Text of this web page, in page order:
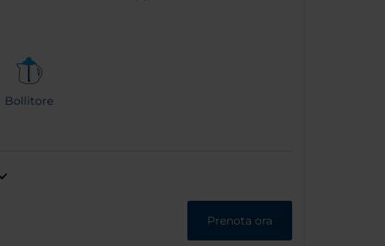
Bollitore
Prenota ora